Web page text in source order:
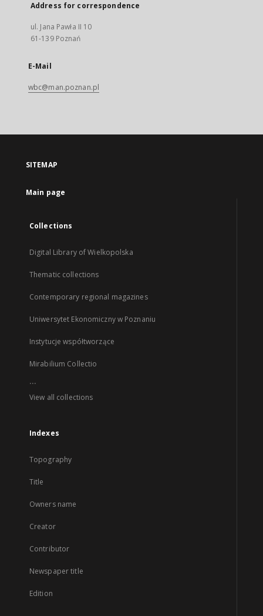
Address for correspondence
ul. Jana Pawła II 10
61-139 Poznań
E-Mail
wbc@man.poznan.pl
SITEMAP
Main page
Collections
Digital Library of Wielkopolska
Thematic collections
Contemporary regional magazines
Uniwersytet Ekonomiczny w Poznaniu
Instytucje współtworzące
Mirabilium Collectio
...
View all collections
Indexes
Topography
Title
Owners name
Creator
Contributor
Newspaper title
Edition